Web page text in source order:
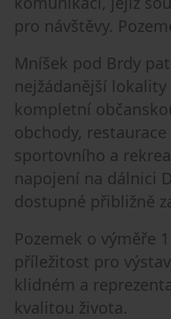
pro návštěvy.
Mníšek pod Brdy
nejžádanější
kompletní
obchody,
sportovního a
napojení na dálnici
dostupné přibližně
Pozemek o výměře
příležitost pro
klidném a
kvalitou života.